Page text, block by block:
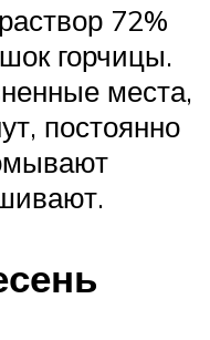
72%
горчицы.
места,
постоянно